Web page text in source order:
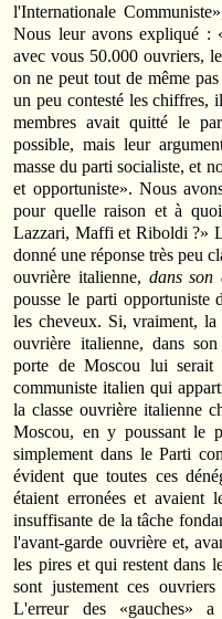
l'Internationale
Nous leur avons expliqué :
avec vous 50.000 ouvriers,
on ne peut tout de même
un peu contesté les chiffres,
membres avait quitté le
possible, mais leur
masse du parti socialiste, et
et opportuniste». Nous
pour quelle raison et à
Lazzari, Maffi et Riboldi ?»
donné une réponse très peu
ouvrière italienne, dans son
pousse le parti opportuniste
les cheveux. Si, vraiment, la
ouvrière italienne, dans
porte de Moscou lui
communiste italien qui
la classe ouvrière italienne
Moscou, en y poussant le
simplement dans le Parti
évident que toutes ces
étaient erronées et avaient
insuffisante de la tâche
l'avant-garde ouvrière et,
les pires et qui restent dans
sont justement ces
L'erreur des «gauches»